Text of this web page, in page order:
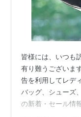
皆様には、いつも
有り難うございま
告を利用してレデ
バッグ、シューズ
の新着・セール情